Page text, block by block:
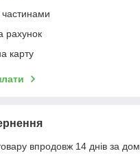
рахунок
карту
впродовж 14 днів за